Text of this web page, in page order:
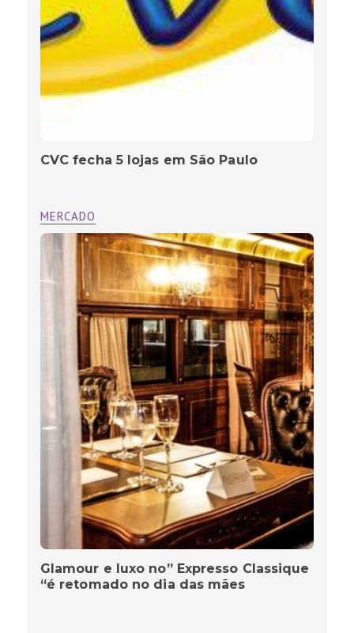
CVC fecha 5 lojas em São Paulo
MERCADO
Glamour e luxo no” Expresso Classique
“é retomado no dia das mães